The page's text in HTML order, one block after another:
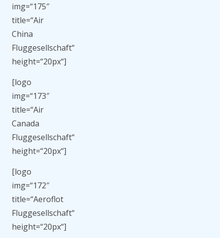
img=“175″
title=“Air
China
Fluggesellschaft“
height=“20px“]
[logo
img=“173″
title=“Air
Canada
Fluggesellschaft“
height=“20px“]
[logo
img=“172″
title=“Aeroflot
Fluggesellschaft“
height=“20px“]